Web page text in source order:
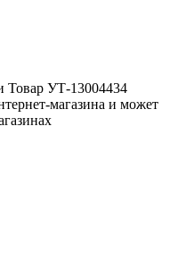
Товар УТ-13004434
магазина и может